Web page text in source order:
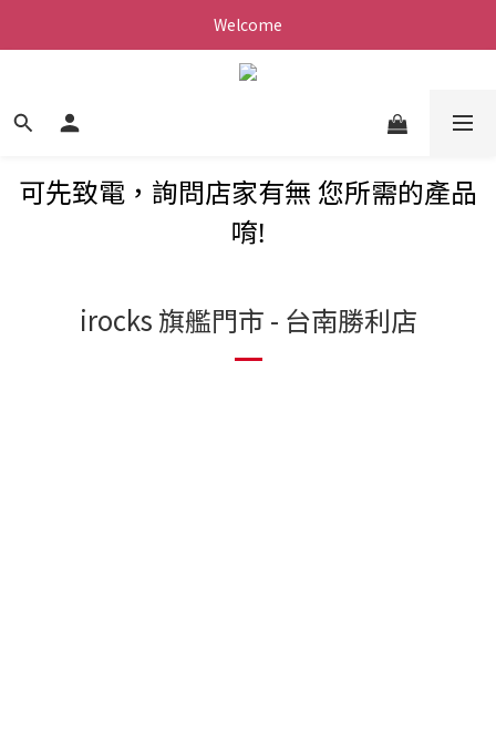
Welcome
可先致電，詢問店家有無 您所需的產品
唷!
irocks 旗艦門市 - 台南勝利店